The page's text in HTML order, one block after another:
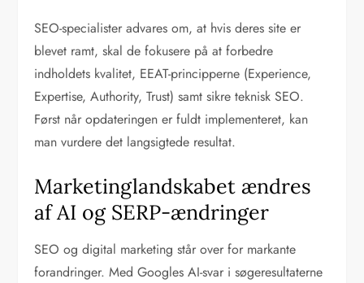
SEO-specialister advares om, at hvis deres site er
blevet ramt, skal de fokusere på at forbedre
indholdets kvalitet, EEAT-principperne (Experience,
Expertise, Authority, Trust) samt sikre teknisk SEO.
Først når opdateringen er fuldt implementeret, kan
man vurdere det langsigtede resultat.
Marketinglandskabet ændres
af AI og SERP-ændringer
SEO og digital marketing står over for markante
forandringer. Med Googles AI-svar i søgeresultaterne